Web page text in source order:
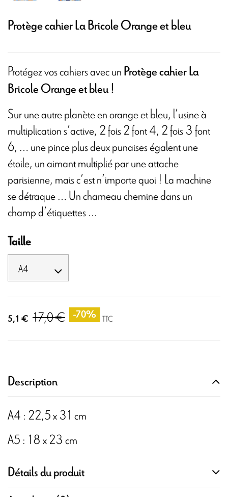
Protège cahier La Bricole Orange et bleu
Protégez vos cahiers avec unProtège cahier La
Bricole Orange et bleu !
Sur une autre planète en orange et bleu, l’usine à
multiplication s’active, 2 fois 2 font 4, 2 fois 3 font
6, … une pince plus deux punaises égalent une
étoile, un aimant multiplié par une attache
parisienne, mais c’est n’importe quoi ! La machine
se détraque … Un chameau chemine dans un
champ d’étiquettes ...
Taille
5,1 € 17,0 € -70% TTC
Description
A4 : 22,5 x 31 cm
A5 : 18 x 23 cm
Détails du produit